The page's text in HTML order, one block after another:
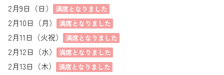
2月9日（日） 満席となりました
2月10日（月） 満席となりました
2月11日（火祝） 満席となりました
2月12日（水） 満席となりました
2月13日（木） 満席となりました